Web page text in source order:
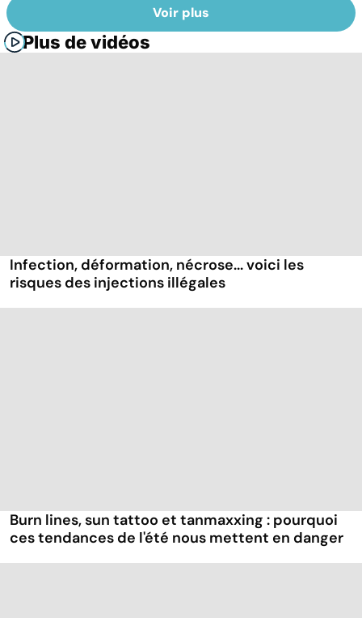
Voir plus
Plus de vidéos
Infection, déformation, nécrose... voici les
risques des injections illégales
Burn lines, sun tattoo et tanmaxxing : pourquoi
ces tendances de l'été nous mettent en danger